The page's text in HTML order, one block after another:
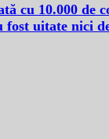
cu 10.000 de
uitate nici